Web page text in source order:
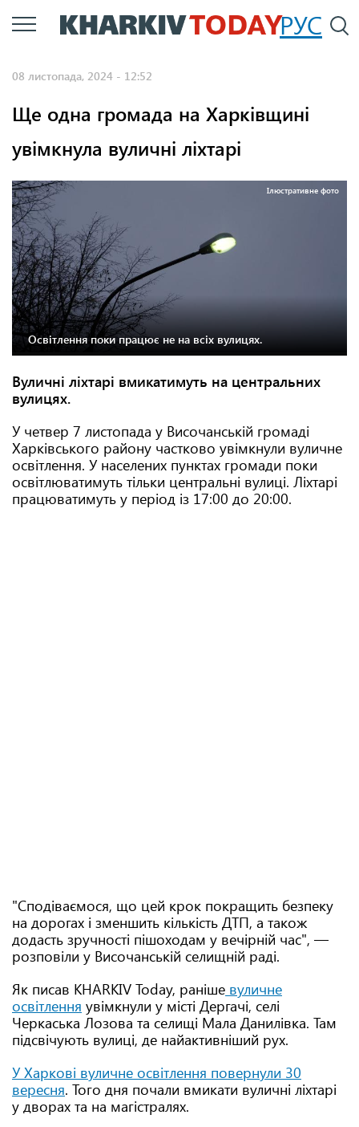
Перейти
до
РУС
08 листопада, 2024 - 12:52
Ще одна громада на Харківщині
увімкнула вуличні ліхтарі
Ілюстративне фото
Освітлення поки працює не на всіх вулицях.
Вуличні ліхтарі вмикатимуть на центральних
вулицях.
У четвер 7 листопада у Височанській громаді
Харківського району частково увімкнули вуличне
освітлення. У населених пунктах громади поки
освітлюватимуть тільки центральні вулиці. Ліхтарі
працюватимуть у період із 17:00 до 20:00.
"Сподіваємося, що цей крок покращить безпеку
на дорогах і зменшить кількість ДТП, а також
додасть зручності пішоходам у вечірній час", —
розповіли у Височанській селищній раді.
Як писав KHARKIV Today, раніше вуличне
освітлення увімкнули у місті Дергачі, селі
Черкаська Лозова та селищі Мала Данилівка. Там
підсвічують вулиці, де найактивніший рух.
У Харкові вуличне освітлення повернули 30
вересня. Того дня почали вмикати вуличні ліхтарі
у дворах та на магістралях.